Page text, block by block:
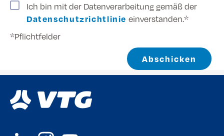
Ich bin mit der Datenverarbeitung gemäß der
Datenschutzrichtlinie einverstanden.*
*Pflichtfelder
Abschicken